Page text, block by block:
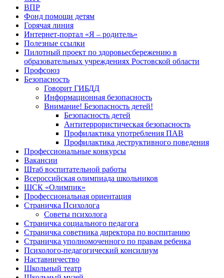
ВПР
Фонд помощи детям
Горячая линия
Интернет-портал «Я – родитель»
Полезные ссылки
Пилотный проект по здоровьесбережению в
образовательных учреждениях Ростовской области
Профсоюз
Безопасность
Говорит ГИБДД
Информационная безопасность
Внимание! Безопасность детей!
Безопасность детей
Антитеррористическая безопасность
Профилактика употребления ПАВ
Профилактика деструктивного поведения
Профессиональные конкурсы
Вакансии
Штаб воспитательной работы
Всероссийская олимпиада школьников
ШСК «Олимпик»
Профессиональная ориентация
Страничка Психолога
Советы психолога
Страничка социального педагога
Страничка советника директора по воспитанию
Страничка уполномоченного по правам ребенка
Психолого-педагогический консилиум
Наставничество
Школьный театр